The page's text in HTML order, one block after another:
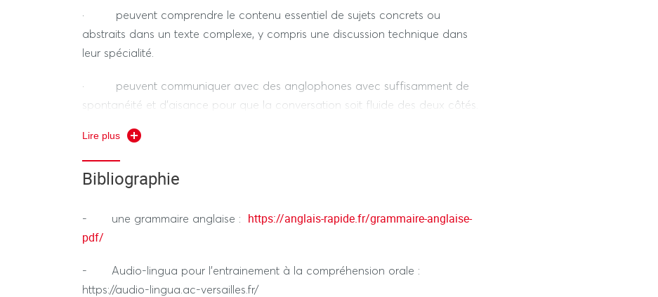
Durée 1h
· peuvent comprendre le contenu essentiel de sujets concrets ou
abstraits dans un texte complexe, y compris une discussion technique dans
leur spécialité.
· peuvent communiquer avec des anglophones avec suffisamment de
spontanéité et d'aisance pour que la conversation soit fluide des deux côtés.
· peuvent s'exprimer de façon claire et détaillée sur un vaste éventail de
sujets et émettre un avis sur un sujet d’actualité en exposant les avantages et
les inconvénients de différentes options.
Lire plus
Bibliographie
- une grammaire anglaise : https://anglais-rapide.fr/grammaire-anglaise-
pdf/
- Audio-lingua pour l’entrainement à la compréhension orale :
https://audio-lingua.ac-versailles.fr/